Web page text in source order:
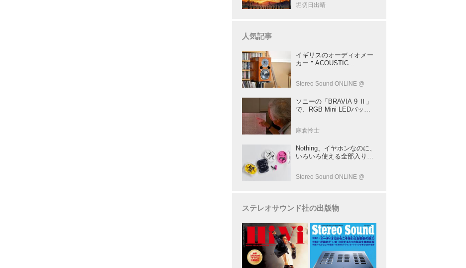
さぶる傑作
堀切日出晴
人気記事
イギリスのオーディオメー
カー＂ACOUSTIC
「AE1」の40周年記念モデ
Stereo Sound ONLINE @
ソニーの「BRAVIA 9 Ⅱ」
で、RGB Mini LEDバック
リー” だ（後）：麻倉怜士
137
麻倉怜士
Nothing、イヤホンなのに、
いろいろ使える全部入りモ
や、会話も録音できる
Stereo Sound ONLINE @
ステレオサウンド社の出版物